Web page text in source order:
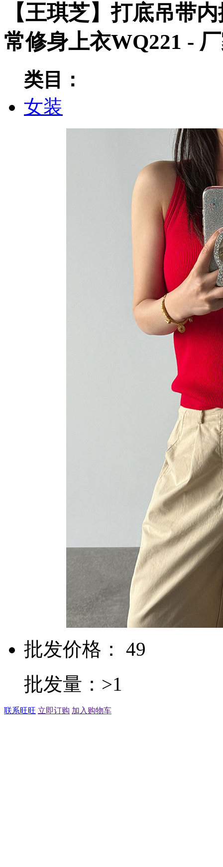
【王琪芝】打底吊带
常修身上衣WQ221 -
类目：
女装
批发价格： 49
批发量：>1
联系旺旺 立即订购 加入购物车